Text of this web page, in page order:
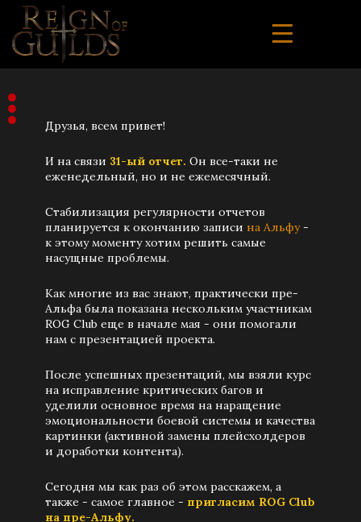
Друзья, всем привет!
И на связи 31-ый отчет. Он все-таки не
еженедельный, но и не ежемесячный.
Стабилизация регулярности отчетов
планируется к окончанию записи на Альфу-
к этому моменту хотим решить самые
насущные проблемы.
Как многие из вас знают, практически пре-
Альфа была показана нескольким участникам
ROG Club еще в начале мая - они помогали
нам с презентацией проекта.
После успешных презентаций, мы взяли курс
на исправление критических багов и
уделили основное время на наращение
эмоциональности боевой системы и качества
картинки (активной замены плейсхолдеров
и доработки контента).
Сегодня мы как раз об этом расскажем, а
также - самое главное - пригласим ROG Club
на пре-Альфу.